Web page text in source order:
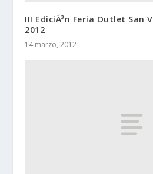
III EdiciÃ³n Feria Outlet San
2012
14 marzo, 2012